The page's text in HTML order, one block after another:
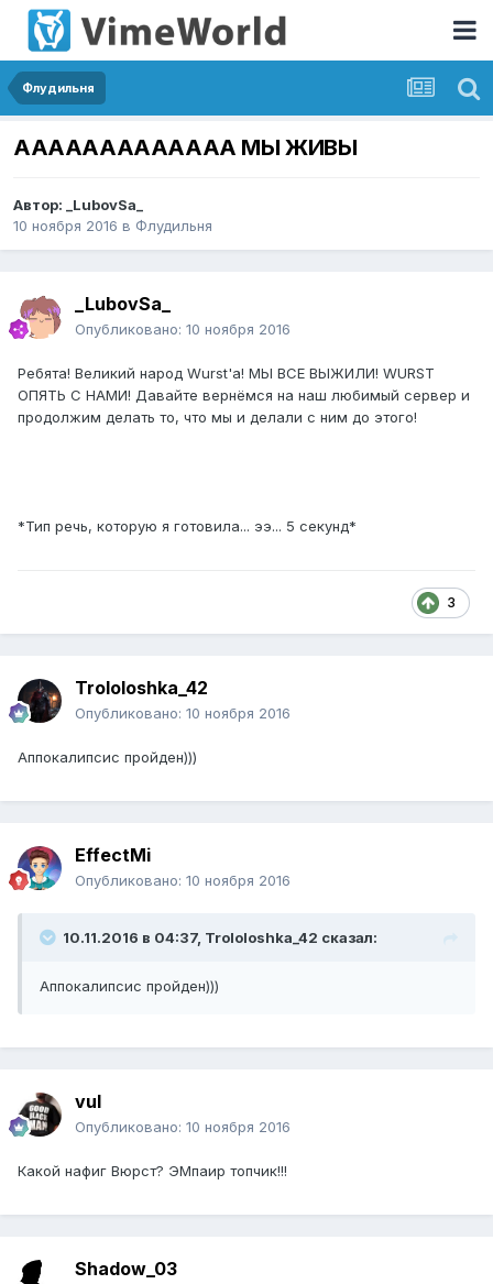
Флудильня
ААААААААААААА МЫ ЖИВЫ
Автор: _LubovSa_
10 ноября 2016 в Флудильня
_LubovSa_
Опубликовано: 10 ноября 2016
Ребята! Великий народ Wurst'a! МЫ ВСЕ ВЫЖИЛИ! WURST
ОПЯТЬ С НАМИ! Давайте вернёмся на наш любимый сервер и
продолжим делать то, что мы и делали с ним до этого!
*Тип речь, которую я готовила... ээ... 5 секунд*
3
Trololoshka_42
Опубликовано: 10 ноября 2016
Аппокалипсис пройден)))
EffectMi
Опубликовано: 10 ноября 2016
10.11.2016 в 04:37, Trololoshka_42 сказал:
Аппокалипсис пройден)))
vul
Опубликовано: 10 ноября 2016
Какой нафиг Вюрст? ЭМпаир топчик!!!
Shadow_03